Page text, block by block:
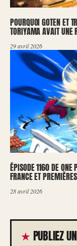
POURQUOI GOTEN ET
TORIYAMA AVAIT UNE
29 avril 2026
ÉPISODE 1160 DE
FRANCE ET
28 avril 2026
PUBLIEZ